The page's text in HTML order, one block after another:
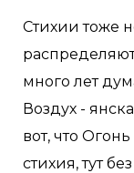
Стихии тоже
много лет
Воздух -
вот, что
стихия, тут